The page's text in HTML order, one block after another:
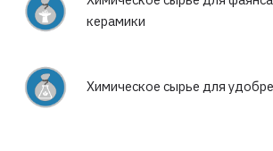
керамики
Химическое сырье для